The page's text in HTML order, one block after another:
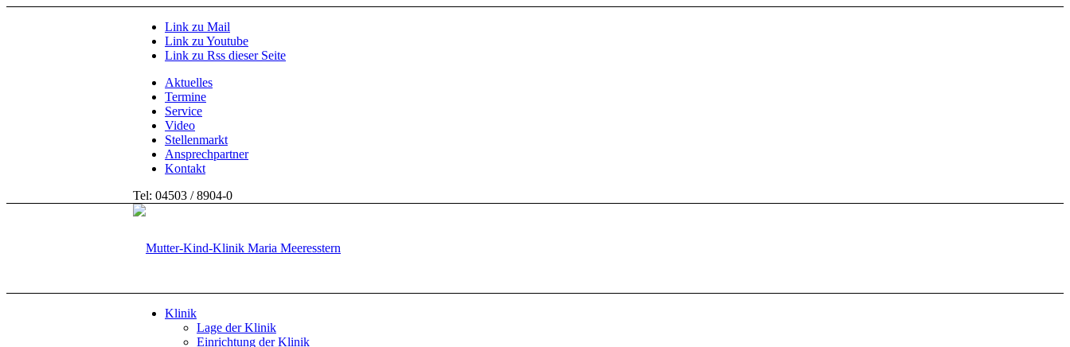
Link zu Mail
Link zu Youtube
Link zu Rss dieser Seite
Aktuelles
Termine
Service
Video
Stellenmarkt
Ansprechpartner
Kontakt
Tel: 04503 / 8904-0
Klinik
Lage der Klinik
Einrichtung der Klinik